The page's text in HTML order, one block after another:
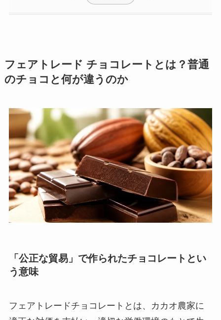
フェアトレード チョコレートとは？普通
のチョコと何が違うのか
「公正な貿易」で作られたチョコレートとい
う意味
フェアトレードチョコレートとは、カカオ農家に